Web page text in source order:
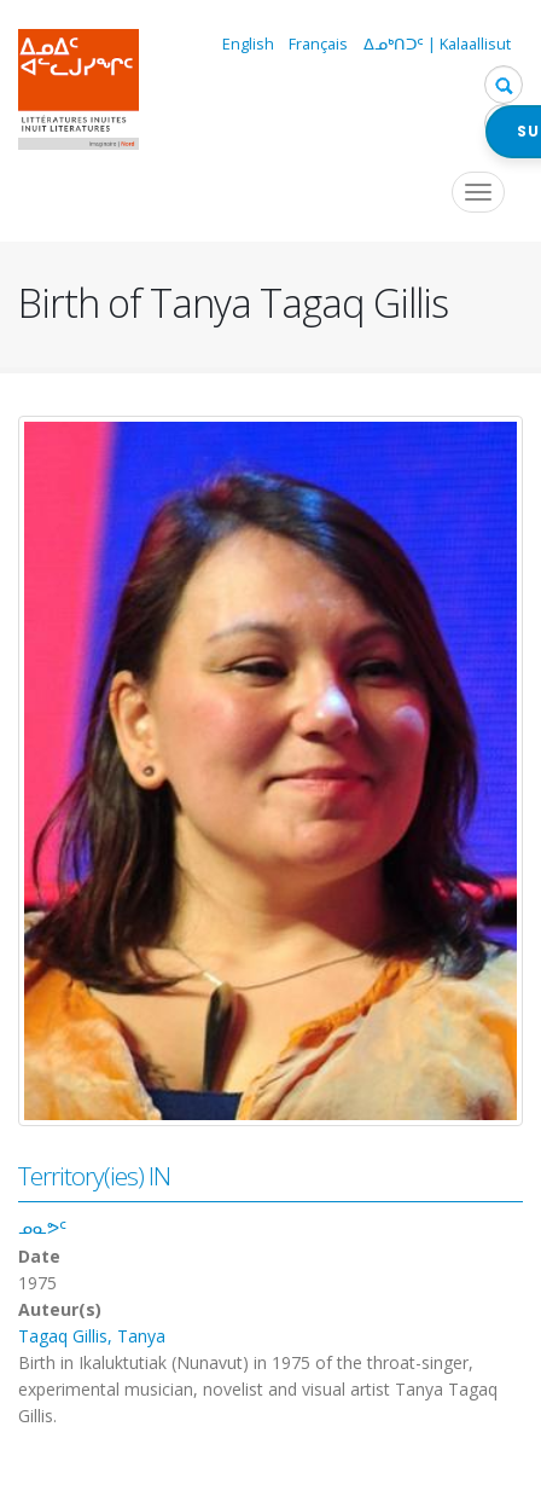
main
English Français ᐃᓄᒃᑎᑐᑦ | Kalaallisut
Toggle
Birth of Tanya Tagaq Gillis
Territory(ies) IN
ᓄᓇᕗᑦ
Date
1975
Auteur(s)
Tagaq Gillis, Tanya
Birth in Ikaluktutiak (Nunavut) in 1975 of the throat-singer,
experimental musician, novelist and visual artist Tanya Tagaq
Gillis.